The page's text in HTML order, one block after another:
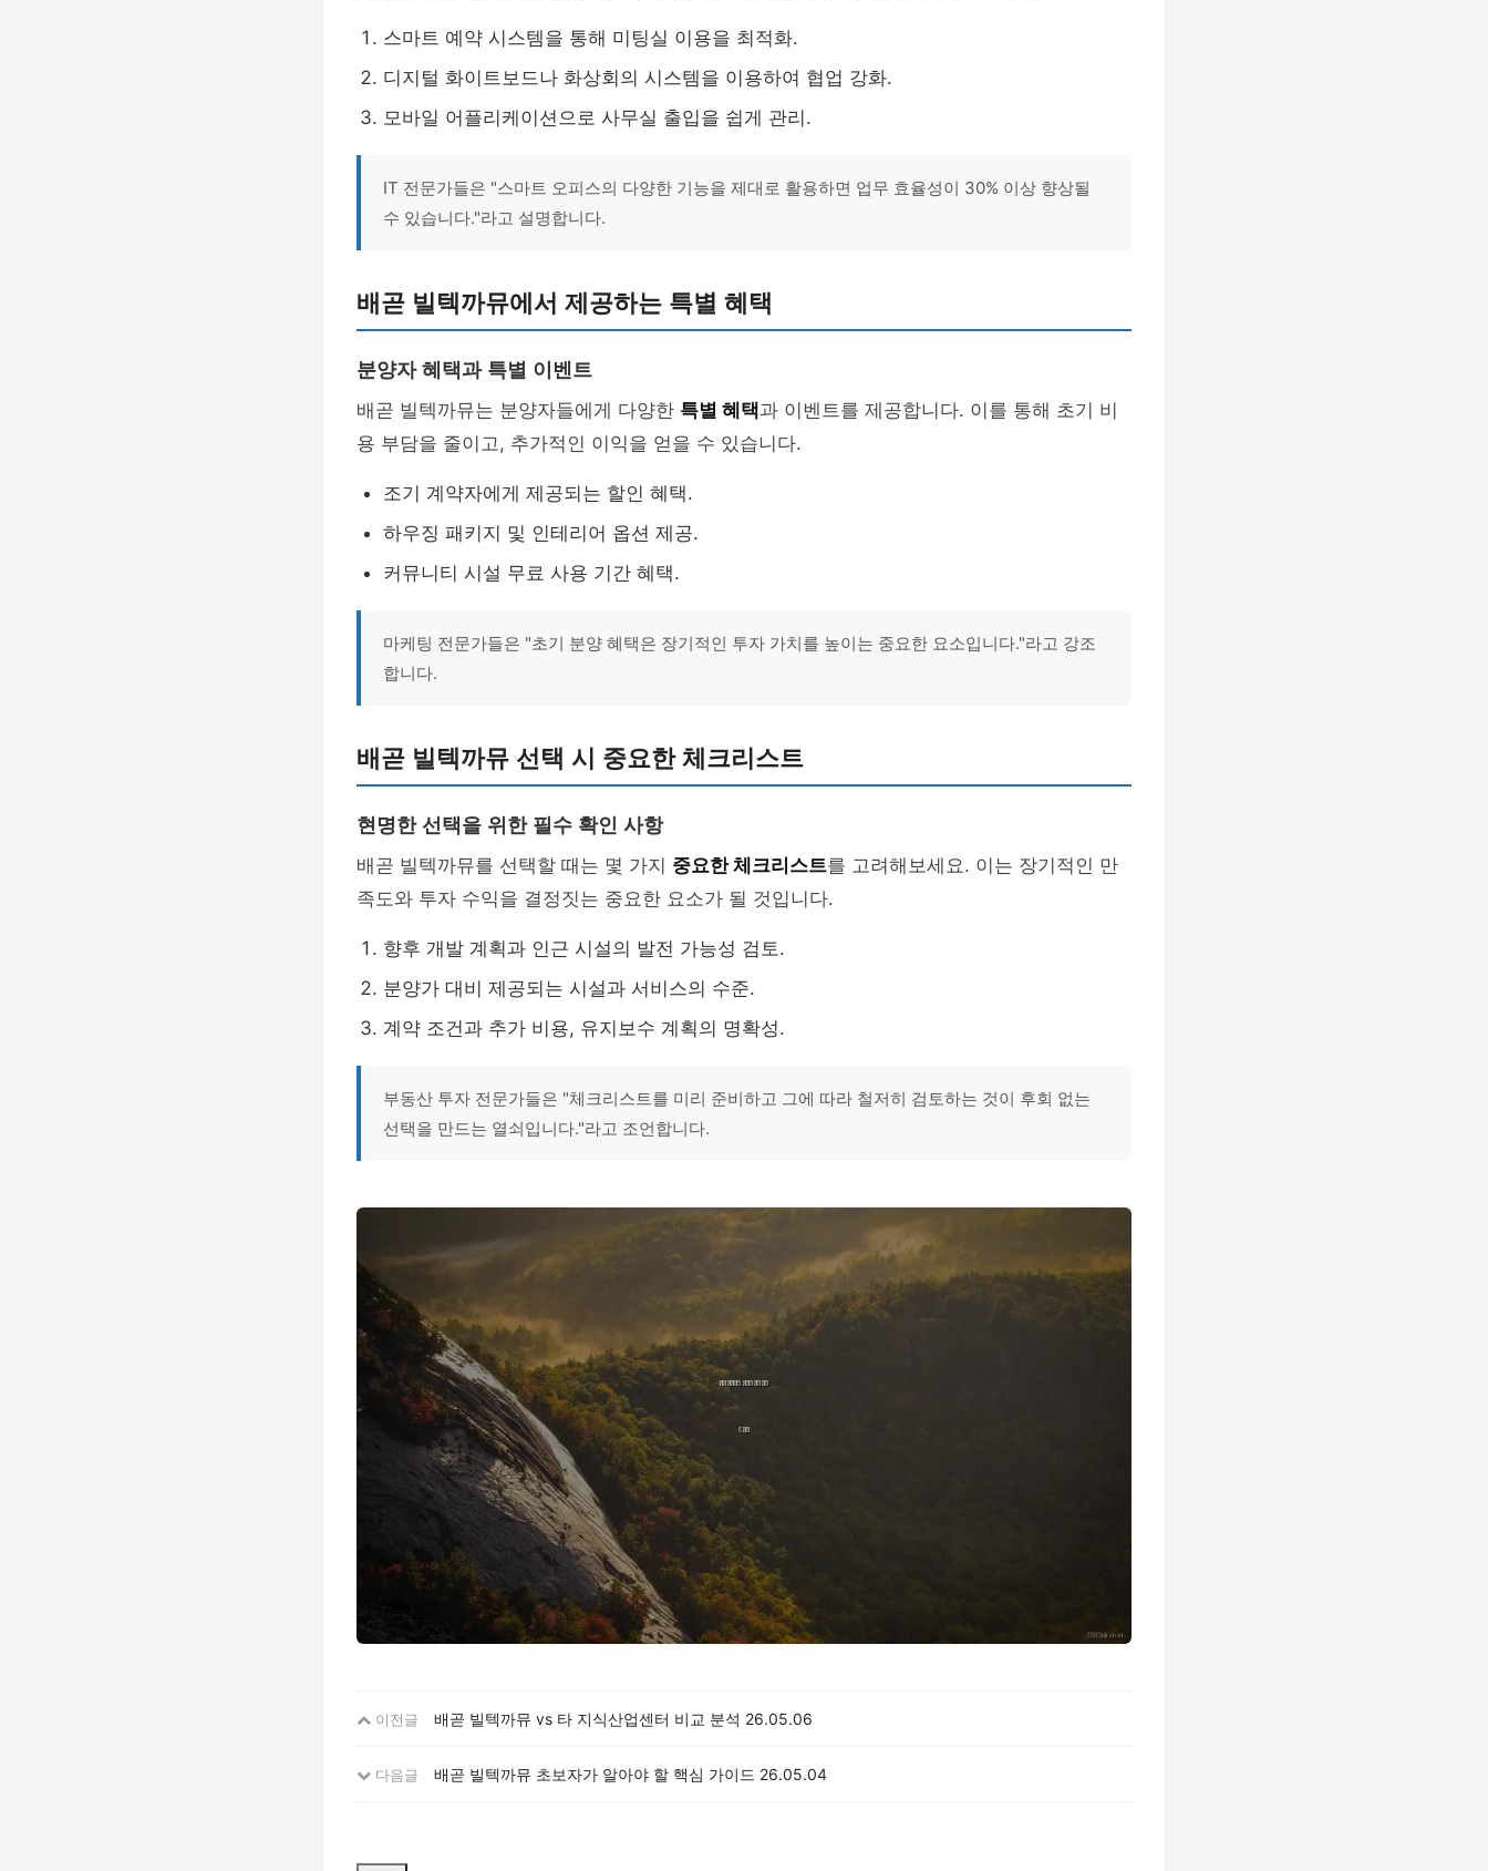
스마트 예약 시스템을 통해 미팅실 이용을 최적화.
디지털 화이트보드나 화상회의 시스템을 이용하여 협업 강화.
모바일 어플리케이션으로 사무실 출입을 쉽게 관리.
IT 전문가들은 "스마트 오피스의 다양한 기능을 제대로 활용하면 업무 효율성이 30% 이상 향상될
수 있습니다."라고 설명합니다.
배곧 빌텍까뮤에서 제공하는 특별 혜택
분양자 혜택과 특별 이벤트
배곧 빌텍까뮤는 분양자들에게 다양한 특별 혜택과 이벤트를 제공합니다. 이를 통해 초기 비
용 부담을 줄이고, 추가적인 이익을 얻을 수 있습니다.
조기 계약자에게 제공되는 할인 혜택.
하우징 패키지 및 인테리어 옵션 제공.
커뮤니티 시설 무료 사용 기간 혜택.
마케팅 전문가들은 "초기 분양 혜택은 장기적인 투자 가치를 높이는 중요한 요소입니다."라고 강조
합니다.
배곧 빌텍까뮤 선택 시 중요한 체크리스트
현명한 선택을 위한 필수 확인 사항
배곧 빌텍까뮤를 선택할 때는 몇 가지 중요한 체크리스트를 고려해보세요. 이는 장기적인 만
족도와 투자 수익을 결정짓는 중요한 요소가 될 것입니다.
향후 개발 계획과 인근 시설의 발전 가능성 검토.
분양가 대비 제공되는 시설과 서비스의 수준.
계약 조건과 추가 비용, 유지보수 계획의 명확성.
부동산 투자 전문가들은 "체크리스트를 미리 준비하고 그에 따라 철저히 검토하는 것이 후회 없는
선택을 만드는 열쇠입니다."라고 조언합니다.
이전글 배곧 빌텍까뮤 vs 타 지식산업센터 비교 분석 26.05.06
다음글 배곧 빌텍까뮤 초보자가 알아야 할 핵심 가이드 26.05.04